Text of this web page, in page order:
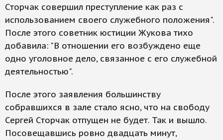
Сторчак совершил преступление как раз с
использованием своего служебного положения".
После этого советник юстиции Жукова тихо
добавила: "В отношении его возбуждено еще
одно уголовное дело, связанное с его служебной
деятельностью".
После этого заявления большинству
собравшихся в зале стало ясно, что на свободу
Сергей Сторчак отпущен не будет. Так и вышло.
Посовещавшись ровно двадцать минут,